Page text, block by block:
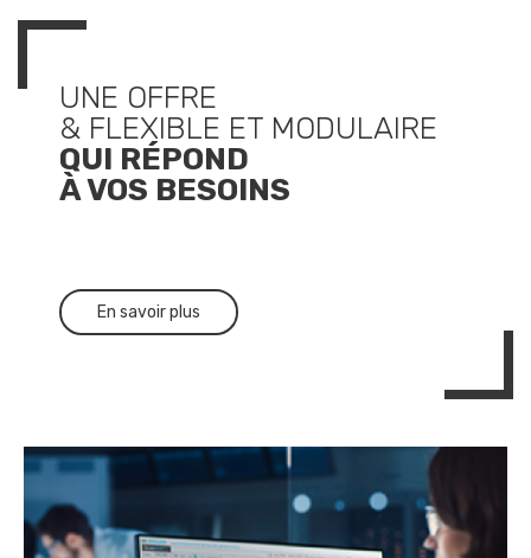
UNE OFFRE
& FLEXIBLE ET MODULAIRE
QUI RÉPOND
À VOS BESOINS
En savoir plus